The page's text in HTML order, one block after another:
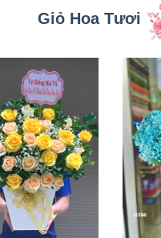
Giỏ Hoa Tươi